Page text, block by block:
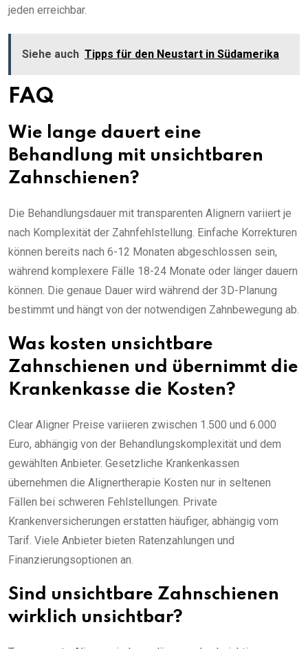
jeden erreichbar.
Siehe auch Tipps für den Neustart in Südamerika
FAQ
Wie lange dauert eine
Behandlung mit unsichtbaren
Zahnschienen?
Die Behandlungsdauer mit transparenten Alignern variiert je
nach Komplexität der Zahnfehlstellung. Einfache Korrekturen
können bereits nach 6-12 Monaten abgeschlossen sein,
während komplexere Fälle 18-24 Monate oder länger dauern
können. Die genaue Dauer wird während der 3D-Planung
bestimmt und hängt von der notwendigen Zahnbewegung ab.
Was kosten unsichtbare
Zahnschienen und übernimmt die
Krankenkasse die Kosten?
Clear Aligner Preise variieren zwischen 1.500 und 6.000
Euro, abhängig von der Behandlungskomplexität und dem
gewählten Anbieter. Gesetzliche Krankenkassen
übernehmen die Alignertherapie Kosten nur in seltenen
Fällen bei schweren Fehlstellungen. Private
Krankenversicherungen erstatten häufiger, abhängig vom
Tarif. Viele Anbieter bieten Ratenzahlungen und
Finanzierungsoptionen an.
Sind unsichtbare Zahnschienen
wirklich unsichtbar?